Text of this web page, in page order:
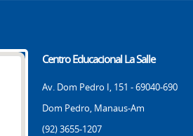
Centro Educacional La Salle
Av. Dom Pedro I, 151 - 69040-690
Dom Pedro, Manaus-Am
(92) 3655-1207